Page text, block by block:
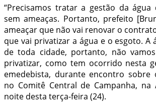
“Precisamos tratar a gestão da água
sem ameaças. Portanto, prefeito
ameaçar que não vai renovar o
que vai privatizar a água e o esgoto. A
de toda cidade, portanto, não
privatizar, como tem ocorrido nesta
emedebista, durante encontro sobre
no Comitê Central de Campanha, na
noite desta terça-feira (24).